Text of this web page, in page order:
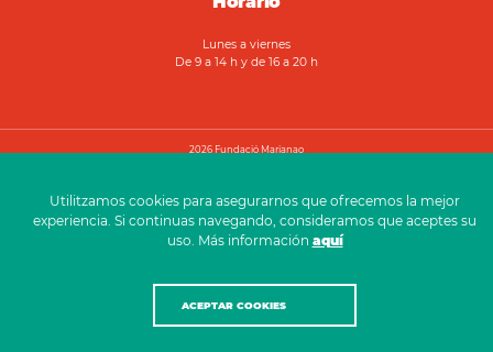
Utilitzamos cookies para asegurarnos que ofrecemos la mejor
experiencia. Si continuas navegando, consideramos que aceptes su
uso. Más información aquí
ACEPTAR COOKIES
Lunes a viernes
De 9 a 14 h y de 16 a 20 h
2026 Fundació Marianao